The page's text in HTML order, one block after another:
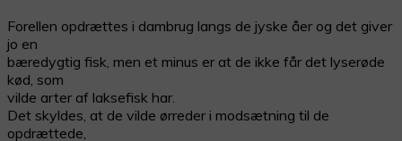
Forellen opdrættes i dambrug langs de jyske åer og det giver
jo en
bæredygtig fisk, men et minus er at de ikke får det lyserøde
kød, som
vilde arter af laksefisk har.
Det skyldes, at de vilde ørreder i modsætning til de
opdrættede,